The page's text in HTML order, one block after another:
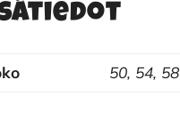
50, 54, 58